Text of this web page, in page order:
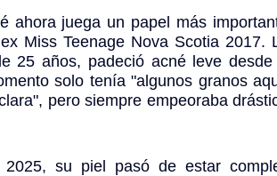
ahora juega un papel más
Miss Teenage Nova Scotia 2017.
25 años, padeció acné leve
solo tenía "algunos granos
pero siempre empeoraba
su piel pasó de estar